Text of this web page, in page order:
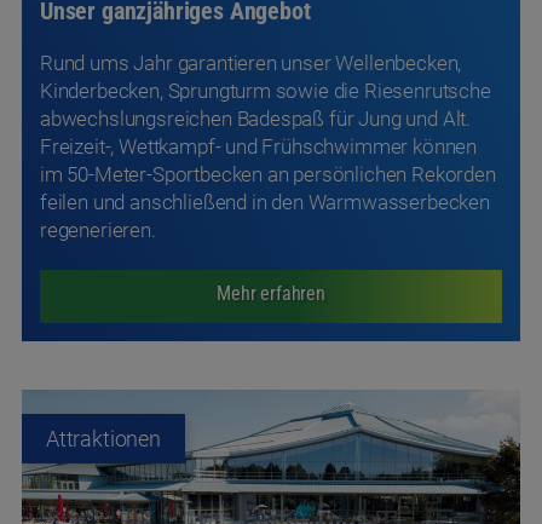
feilen und anschließend in den Warmwasserbecken
Mehr erfahren
Attraktionen